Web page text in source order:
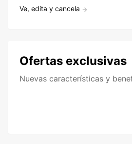
Ve, edita y cancela
Ofertas exclusivas
Nuevas características y